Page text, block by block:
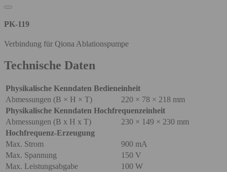
PK-119
Verbindung für Qiona Ablationspumpe
Technische Daten
Physikalische Kenndaten Bedieneinheit
Abmessungen (B × H × T)
220 × 78 × 218 mm
Physikalische Kenndaten Hochfrequenzeinheit
Abmessungen (B x H x T)
230 × 149 × 230 mm
Hochfrequenz-Erzeugung
Max. Strom
900 mA
Max. Spannung
150 V
Max. Leistungsabgabe
100 W